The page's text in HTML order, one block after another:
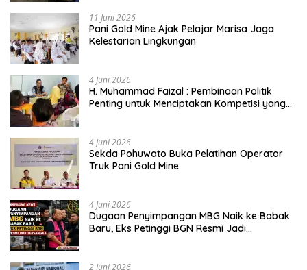
11 Juni 2026
Pani Gold Mine Ajak Pelajar Marisa Jaga
Kelestarian Lingkungan
4 Juni 2026
H. Muhammad Faizal : Pembinaan Politik
Penting untuk Menciptakan Kompetisi yang
4 Juni 2026
Sekda Pohuwato Buka Pelatihan Operator
Truk Pani Gold Mine
4 Juni 2026
Dugaan Penyimpangan MBG Naik ke Babak
Baru, Eks Petinggi BGN Resmi Jadi
2 Juni 2026